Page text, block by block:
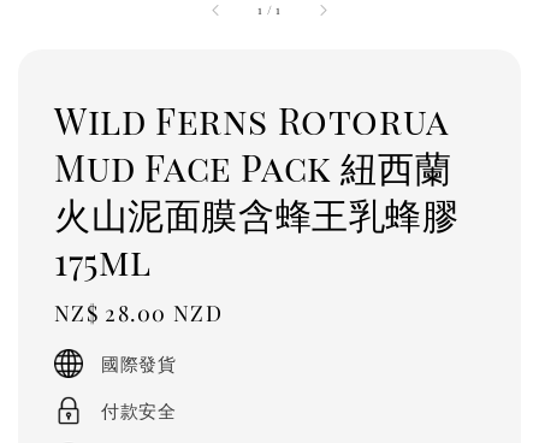
1 /1
Wild Ferns Rotorua
Mud Face Pack 紐西蘭
火山泥面膜含蜂王乳蜂膠
175ml
Regular
price
NZ$ 28.00 NZD
國際發貨
付款安全